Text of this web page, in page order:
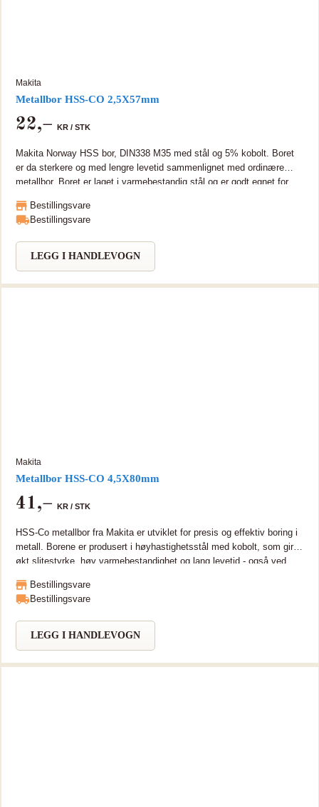
Makita
Metallbor HSS-CO 2,5X57mm
22,– KR / STK
Makita Norway HSS bor, DIN338 M35 med stål og 5% kobolt. Boret
er da sterkere og med lengre levetid sammenlignet med ordinære
metallbor. Boret er laget i varmebestandig stål og er godt egnet for
Bestillingsvare
Bestillingsvare
LEGG I HANDLEVOGN
Makita
Metallbor HSS-CO 4,5X80mm
41,– KR / STK
HSS-Co metallbor fra Makita er utviklet for presis og effektiv boring i
metall. Borene er produsert i høyhastighetsstål med kobolt, som gir
økt slitestyrke, høy varmebestandighet og lang levetid - også ved
DIN338 M35 med stål og 5% kobolt. Boret er da sterkere og med
lengre levetid sammenlignet med ordinære metallbor. Boret er laget i
hardt metall.
Bestillingsvare
Bestillingsvare
LEGG I HANDLEVOGN